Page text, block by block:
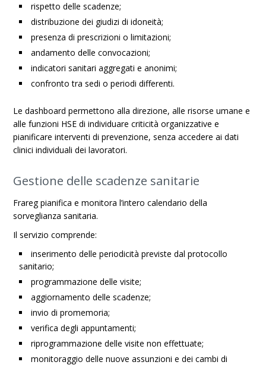
rispetto delle scadenze;
distribuzione dei giudizi di idoneità;
presenza di prescrizioni o limitazioni;
andamento delle convocazioni;
indicatori sanitari aggregati e anonimi;
confronto tra sedi o periodi differenti.
Le dashboard permettono alla direzione, alle risorse umane e
alle funzioni HSE di individuare criticità organizzative e
pianificare interventi di prevenzione, senza accedere ai dati
clinici individuali dei lavoratori.
Gestione delle scadenze sanitarie
Frareg pianifica e monitora l’intero calendario della
sorveglianza sanitaria.
Il servizio comprende:
inserimento delle periodicità previste dal protocollo
sanitario;
programmazione delle visite;
aggiornamento delle scadenze;
invio di promemoria;
verifica degli appuntamenti;
riprogrammazione delle visite non effettuate;
monitoraggio delle nuove assunzioni e dei cambi di